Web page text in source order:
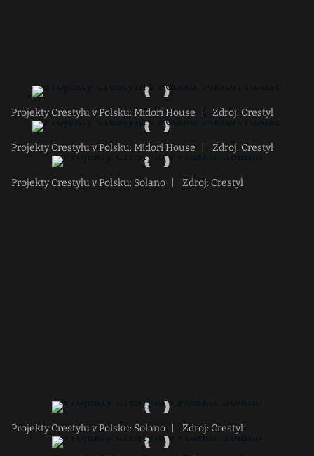
Projekty Crestylu v Polsku: Midori House Zdroj: Crestyl
Projekty Crestylu v Polsku: Midori House Zdroj: Crestyl
Projekty Crestylu v Polsku: Solano Zdroj: Crestyl
Projekty Crestylu v Polsku: Solano Zdroj: Crestyl